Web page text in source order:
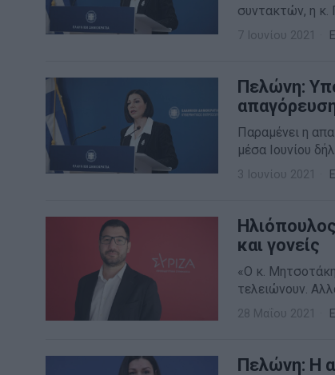
συντακτών, η κ.
7 Ιουνίου 2021
Πελώνη:
Παραμένει η
μέσα Ιουνίου
3 Ιουνίου 2021
και γονείς
«Ο κ.
τελειώνουν.
28 Μαΐου 2021
Πελώνη: Η